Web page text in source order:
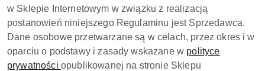
w Sklepie Internetowym w związku z realizacją
postanowień niniejszego Regulaminu jest Sprzedawca.
Dane osobowe przetwarzane są w celach, przez okres i w
oparciu o podstawy i zasady wskazane w polityce
prywatności opublikowanej na stronie Sklepu